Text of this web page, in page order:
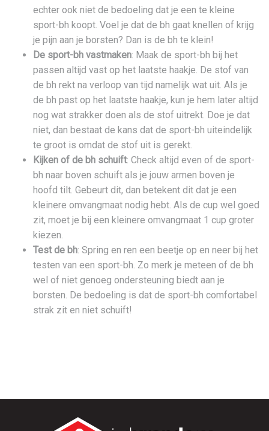
echter ook niet de bedoeling dat je een te kleine
sport-bh koopt. Voel je dat de bh gaat knellen of krijg
je pijn aan je borsten? Dan is de bh te klein!
De sport-bh vastmaken: Maak de sport-bh bij het
passen altijd vast op het laatste haakje. De stof van
de bh rekt na verloop van tijd namelijk wat uit. Als je
de bh past op het laatste haakje, kun je hem later altijd
nog wat strakker doen als de stof uitrekt. Doe je dat
niet, dan bestaat de kans dat de sport-bh uiteindelijk
te groot is omdat de stof uit is gerekt.
Kijken of de bh schuift: Check altijd even of de sport-
bh naar boven schuift als je jouw armen boven je
hoofd tilt. Gebeurt dit, dan betekent dit dat je een
kleinere omvangmaat nodig hebt. Als de cup wel goed
zit, moet je bij een kleinere omvangmaat 1 cup groter
kiezen.
Test de bh: Spring en ren een beetje op en neer bij het
testen van een sport-bh. Zo merk je meteen of de bh
wel of niet genoeg ondersteuning biedt aan je
borsten. De bedoeling is dat de sport-bh comfortabel
strak zit en niet schuift!